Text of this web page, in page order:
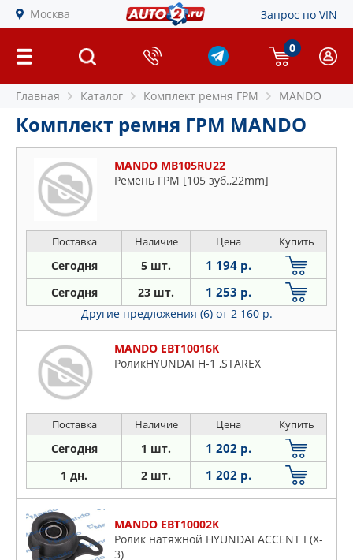
Москва Запрос по VIN
0
Главная Каталог Комплект ремня ГРМ MANDO
Комплект ремня ГРМ MANDO
MANDO MB105RU22
Ремень ГРМ [105 зуб.,22mm]
Поставка Наличие Цена Купить
Сегодня 5 шт. 1 194 р.
Сегодня 23 шт. 1 253 р.
Другие предложения (6) от 2 160 р.
MANDO EBT10016K
РоликHYUNDAI H-1 ,STAREX
Поставка Наличие Цена Купить
Сегодня 1 шт. 1 202 р.
1 дн. 2 шт. 1 202 р.
MANDO EBT10002K
Ролик натяжной HYUNDAI ACCENT I (X-
3)